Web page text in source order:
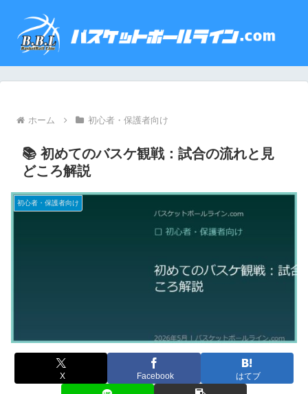
ホーム 初心者・保護者向け
📚 初めてのバスケ観戦：試合の流れと見
どころ解説
初心者・保護者向け
X Facebook はてブ